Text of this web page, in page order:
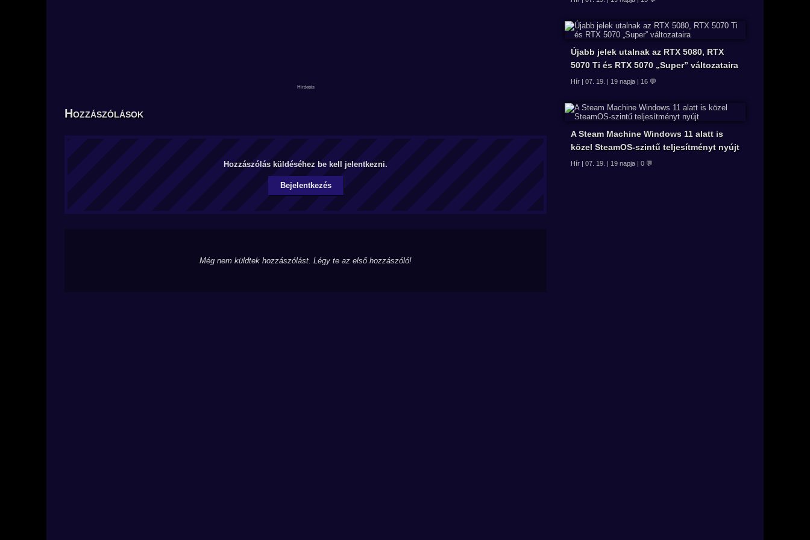
Hozzászólások
Hozzászólás küldéséhez be kell jelentkezni.
Bejelentkezés
Még nem küldtek hozzászólást. Légy te az első hozzászóló!
Újabb jelek utalnak az RTX 5080, RTX
5070 Ti és RTX 5070 „Super” változataira
Hír | 07. 19. | 19 napja | 16 💬
A Steam Machine Windows 11 alatt is
közel SteamOS-szintű teljesítményt nyújt
Hír | 07. 19. | 19 napja | 0 💬